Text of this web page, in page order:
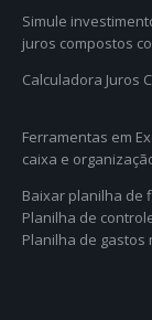
Simule
juros compostos
Calculadora Juros
Ferramentas em
caixa e
Baixar planilha de
Planilha de
Planilha de gastos